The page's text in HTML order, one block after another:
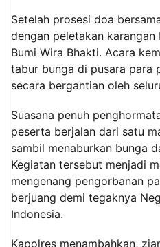
Setelah prosesi doa
dengan peletakan
Bumi Wira Bhakti. Acara
tabur bunga di pusara para
secara bergantian oleh
Suasana penuh
peserta berjalan dari satu
sambil menaburkan bunga
Kegiatan tersebut menjadi
mengenang pengorbanan
berjuang demi tegaknya
Indonesia.
Kapolres menambahkan,